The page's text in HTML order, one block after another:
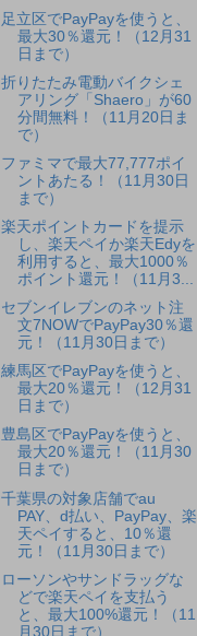
足立区でPayPayを使うと、
最大30％還元！（12月31
日まで）
折りたたみ電動バイクシェ
アリング「Shaero」が60
分間無料！（11月20日ま
で）
ファミマで最大77,777ポイ
ントあたる！（11月30日
まで）
楽天ポイントカードを提示
し、楽天ペイか楽天Edyを
利用すると、最大1000％
ポイント還元！（11月3...
セブンイレブンのネット注
文7NOWでPayPay30％還
元！（11月30日まで）
練馬区でPayPayを使うと、
最大20％還元！（12月31
日まで）
豊島区でPayPayを使うと、
最大20％還元！（11月30
日まで）
千葉県の対象店舗でau
PAY、d払い、PayPay、楽
天ペイすると、10％還
元！（11月30日まで）
ローソンやサンドラッグな
どで楽天ペイを支払う
と、最大100%還元！（11
月30日まで）